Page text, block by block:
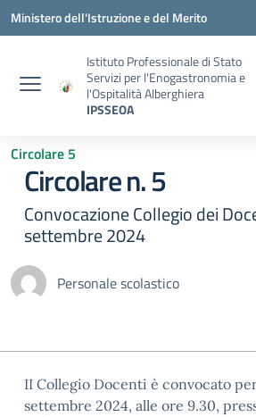
Vai ai contenuti
Vai al menu di navigazione
Vai al footer
Ministero dell'Istruzione e del Merito
Istituto Professionale di Stato
Servizi per l'Enogastronomia e
l'Ospitalità Alberghiera
IPSSEOA
Circolare 5
Circolare n. 5
Convocazione Collegio dei
settembre 2024
Personale scolastico
II Collegio Docenti è convocato
settembre 2024, alle ore 9.30,